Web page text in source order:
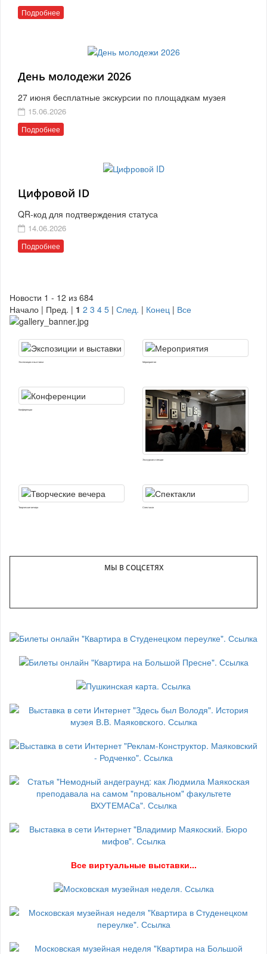
Подробнее
День молодежи 2026
27 июня бесплатные экскурсии по площадкам музея
15.06.2026
Подробнее
Цифровой ID
QR-код для подтверждения статуса
14.06.2026
Подробнее
Новости 1 - 12 из 684
Начало | Пред. | 1 2 3 4 5 | След. | Конец | Все
Экспозиции и выставки Мероприятия
Конференции
Экскурсии и лекции
Творческие вечера Спектакли
МЫ В СОЦСЕТЯХ
Все виртуальные выставки...